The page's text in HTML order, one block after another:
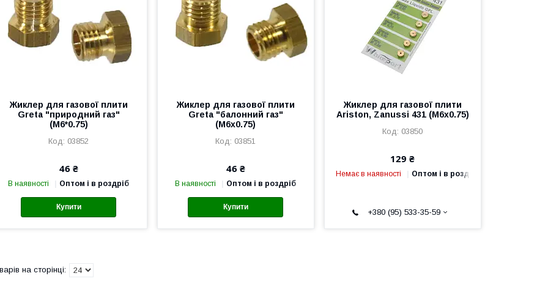
Жиклер для газової плити
Greta "природний газ"
(M6*0.75)
03852
46 ₴
В наявності Оптом і в роздріб
Купити
Жиклер для газової плити
Greta "балонний газ"
(M6x0.75)
03851
46 ₴
В наявності Оптом і в роздріб
Купити
Жиклер для газової плити
Ariston, Zanussi 431 (M6x0.75)
03850
129 ₴
Немає в наявності Оптом і в роздріб
+380 (95) 533-35-59